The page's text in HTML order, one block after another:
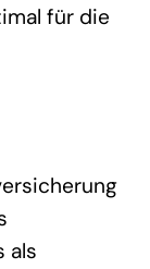
für die
als